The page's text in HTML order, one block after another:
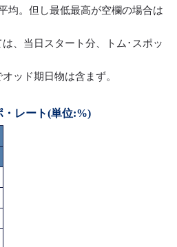
均。但し最低最高が空欄の場合は
、当日スタート分、トム･スポッ
ッド期日物は含まず。
・レート(単位:%)